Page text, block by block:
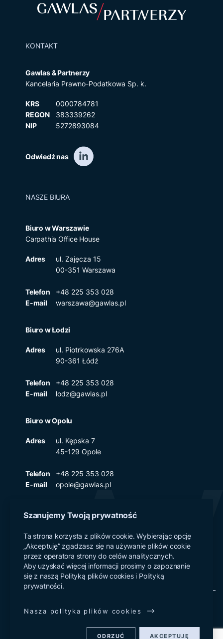
Szanujemy Twoją prywatność
Ta strona korzysta z plików cookie. Wybierając opcję
„Akceptuję” zgadzasz się na używanie plików cookie
przez operatora strony do celów analitycznych.
Aby uzyskać więcej informacji prosimy o zapoznanie
się z naszą Polityką plików cookies i Polityką
prywatności.
Nasza polityka plików cookies
ODRZUĆ AKCEPTUJĘ
KONTAKT
Gawlas & Partnerzy
Kancelaria Prawno-Podatkowa Sp. k.
KRS
0000784781
REGON
383339262
NIP
5272893084
Odwiedź nas
NASZE BIURA
Biuro w Warszawie
Carpathia Office House
Adres
ul. Zajęcza 15
00-351 Warszawa
Telefon
+48 225 353 028
E-mail
warszawa@gawlas.pl
Biuro w Łodzi
Adres
ul. Piotrkowska 276A
90-361 Łódź
Telefon
+48 225 353 028
E-mail
lodz@gawlas.pl
Biuro w Opolu
Adres
ul. Kępska 7
45-129 Opole
Telefon
+48 225 353 028
E-mail
opole@gawlas.pl
Polityka prywatności
Klauzule informacyjne RODO
Polityka plików cookies
All rights reserved.
Designed by Logotomia